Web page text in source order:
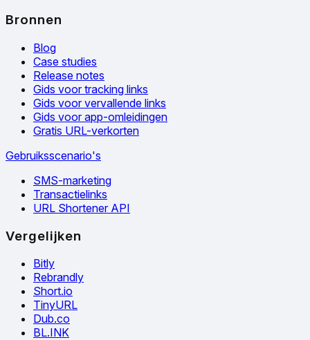
Bronnen
Blog
Case studies
Release notes
Gids voor tracking links
Gids voor vervallende links
Gids voor app-omleidingen
Gratis URL-verkorten
Gebruiksscenario's
SMS-marketing
Transactielinks
URL Shortener API
Vergelijken
Bitly
Rebrandly
Short.io
TinyURL
Dub.co
BL.INK